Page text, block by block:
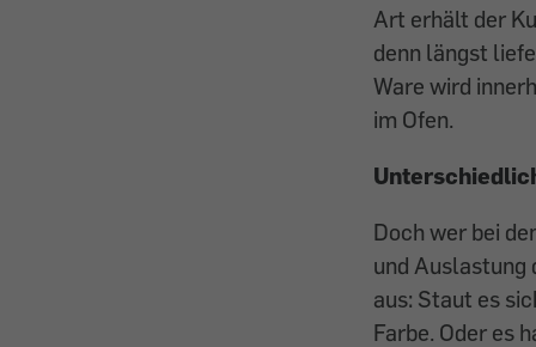
Art erhält der
denn längst
Ware wird
im Ofen.
Doch wer bei
und Auslastung
aus: Staut es
Farbe. Oder es